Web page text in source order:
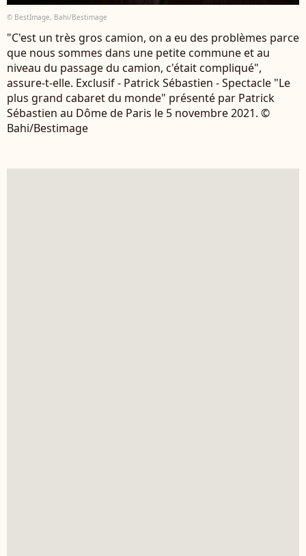
© BestImage, Bahi/Bestimage
"C'est un très gros camion, on a eu des problèmes parce
que nous sommes dans une petite commune et au
niveau du passage du camion, c'était compliqué",
assure-t-elle. Exclusif - Patrick Sébastien - Spectacle "Le
plus grand cabaret du monde" présenté par Patrick
Sébastien au Dôme de Paris le 5 novembre 2021. ©
Bahi/Bestimage